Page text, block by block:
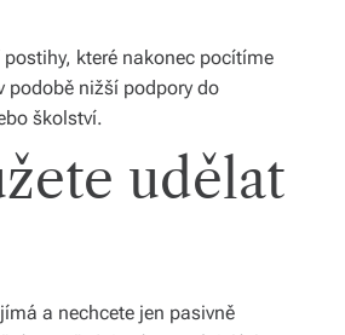
které nakonec pocítíme
podobě nižší podpory do
školství.
udělat
a nechcete jen pasivně